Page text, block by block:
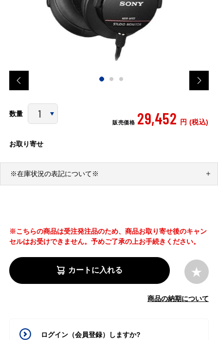
数量
販売価格 29,452 円 (税込)
お取り寄せ
※在庫状況の表記について※
※こちらの商品は受注発注品のため、商品お取り寄せ後のキャン
セルはお受けできません。予めご了承の上お手続きください。
カートに入れる
商品の納期について
ログイン（会員登録）しますか?